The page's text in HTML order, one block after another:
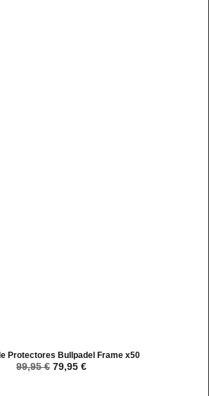
Protectores Bullpadel Frame x50
99,95€ 79,95 €